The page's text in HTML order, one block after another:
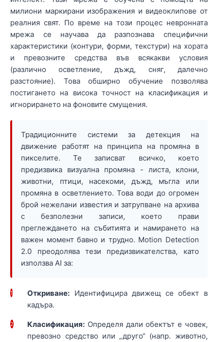
милиони маркирани изображения и видеоклипове от
реалния свят. По време на този процес невронната
мрежа се научава да разпознава специфични
характеристики (контури, форми, текстури) на хората
и превозните средства във всякакви условия
(различно осветление, дъжд, сняг, далечно
разстояние). Това обширно обучение позволява
постигането на висока точност на класификация и
игнорирането на фоновите смущения.
Традиционните системи за детекция на
движение работят на принципа на промяна в
пикселите. Те записват всичко, което
предизвика визуална промяна - листа, клони,
животни, птици, насекоми, дъжд, мъгла или
промяна в осветлението. Това води до огромен
брой нежелани известия и затрупване на архива
с безполезни записи, което прави
преглеждането на събитията и намирането на
важен момент бавно и трудно. Motion Detection
2.0 преодолява тези предизвикателства, като
използва AI за:
1 Откриване: Идентифицира движещ се обект в
кадъра.
2 Класификация: Определя дали обектът е човек,
превозно средство или „друго“ (напр. животно,